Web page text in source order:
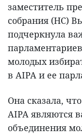
заместитель
собрания (НС)
подчеркнула
молодых
в AIPA и ее
Она сказала,
AIPA являются
объединения